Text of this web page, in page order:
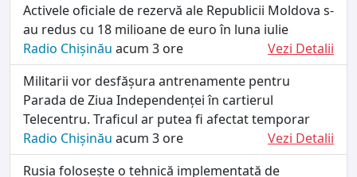
Activele oficiale de rezervă ale Republicii Moldova s-
au redus cu 18 milioane de euro în luna iulie
Radio Chișinău acum 3 ore
Vezi Detalii
Militarii vor desfășura antrenamente pentru
Parada de Ziua Independenței în cartierul
Telecentru. Traficul ar putea fi afectat temporar
Radio Chișinău acum 3 ore
Vezi Detalii
Rusia folosește o tehnică implementată de